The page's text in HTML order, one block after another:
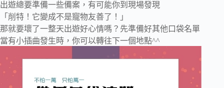
出遊總要準備一些備案，有可能你到現場發現
「削特！它變成不是寵物友善了！」
那就要壞了一整天出遊好心情嗎？先準備好其他口袋名單
當有小插曲發生時，你可以轉往下一個地點^^